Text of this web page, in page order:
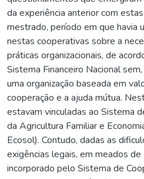
da experiência anterior com
mestrado, período em que havia
nestas cooperativas sobre a
práticas organizacionais, de
Sistema Financeiro Nacional
uma organização baseada em
cooperação e a ajuda mútua.
estavam vinculadas ao Sistema
da Agricultura Familiar e
Ecosol). Contudo, dadas as
exigências legais, em meados
incorporado pelo Sistema de